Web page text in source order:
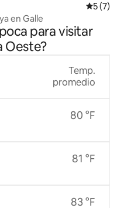
5 (7)
en Galle
para visitar
Oeste?
Temp.
promedio
80 °F
81 °F
83 °F